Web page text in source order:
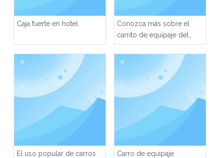
Caja fuerte en hotel
Conozca más sobre el
carrito de equipaje del
hotel
El uso popular de carros
Carro de equipaje